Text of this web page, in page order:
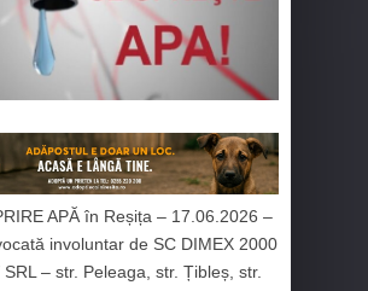
APĂ în Reșița – 17.06.2026 –
involuntar de SC DIMEX 2000
SRL – str. Peleaga, str. Țibleș, str.